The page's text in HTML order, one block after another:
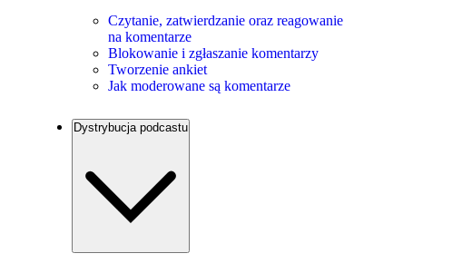
Czytanie, zatwierdzanie oraz reagowanie
na komentarze
Blokowanie i zgłaszanie komentarzy
Tworzenie ankiet
Jak moderowane są komentarze
Dystrybucja podcastu